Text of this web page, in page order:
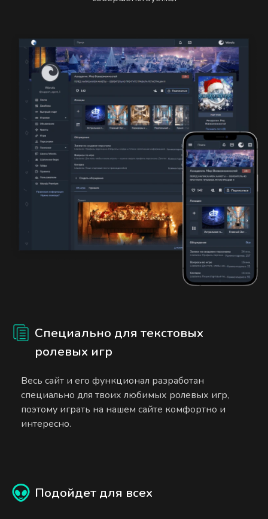
Специально для текстовых
ролевых игр
Весь сайт и его функционал разработан
специально для твоих любимых ролевых игр,
поэтому играть на нашем сайте комфортно и
интересно.
Подойдет для всех